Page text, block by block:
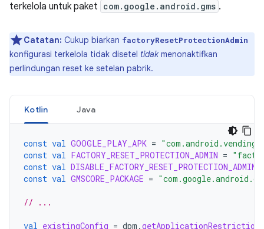
terkelola untuk paket com.google.android.gms .
Catatan: Cukup biarkan factoryResetProtectionAdmin
konfigurasi terkelola tidak disetel tidak menonaktifkan
perlindungan reset ke setelan pabrik.
Kotlin Java
const val GOOGLE_PLAY_APK = "com.android.vending"
const val FACTORY_RESET_PROTECTION_ADMIN =
const val DISABLE_FACTORY_RESET_PROTECTION_ADMIN
const val GMSCORE_PACKAGE =
// ...
val existingConfig = dpm .getApplicationRestrictions